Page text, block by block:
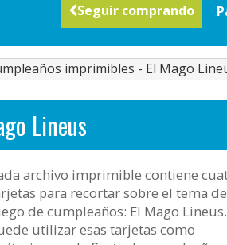
Seguir comprando
imprimibles - El Mago
Lineus
archivo imprimible contiene
para recortar sobre el tema
de cumpleaños: El Mago Lineus.
utilizar esas tarjetas como